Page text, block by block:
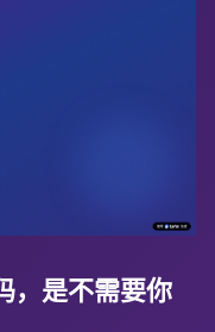
，是不需要你